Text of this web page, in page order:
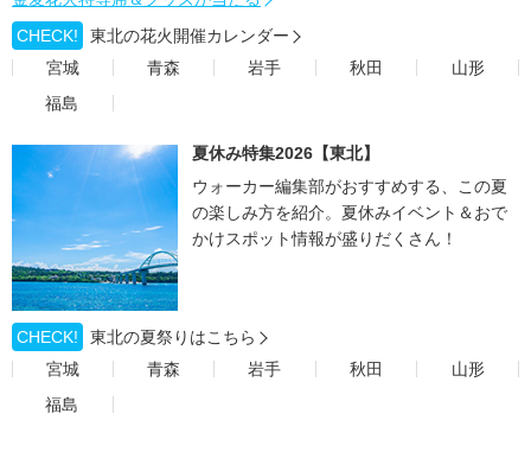
CHECK!
東北の花火開催カレンダー
宮城
青森 岩手 秋田
山形
福島
夏休み特集2026【東北】
ウォーカー編集部がおすすめする、この夏
の楽しみ方を紹介。夏休みイベント＆おで
かけスポット情報が盛りだくさん！
CHECK!
東北の夏祭りはこちら
宮城
青森 岩手 秋田
山形
福島